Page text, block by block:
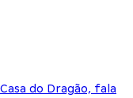
do Dragão, fala